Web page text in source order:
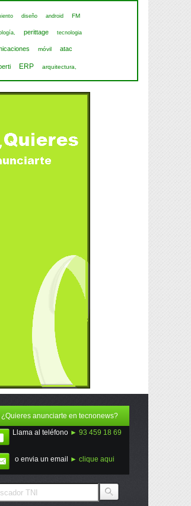
diseño android FM
perittage tecnologia
móvil atac
ERP arquitectura,
¿Quieres anunciarte en tecnonews?
Llama al teléfono ► 93 459 18 69
o envia un email ► clique aqui